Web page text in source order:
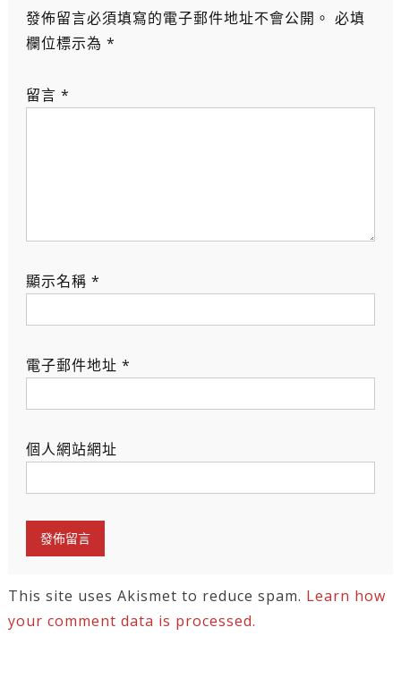
發佈留言必須填寫的電子郵件地址不會公開。 必填
欄位標示為 *
留言 *
顯示名稱 *
電子郵件地址 *
個人網站網址
This site uses Akismet to reduce spam. Learn how
your comment data is processed.